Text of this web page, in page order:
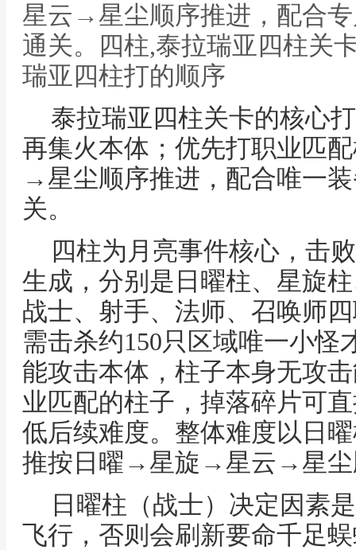
星云→星尘顺序推进，配合
通关。四柱,泰拉瑞亚四柱关
瑞亚四柱打的顺序
泰拉瑞亚四柱关卡的核心
再集火本体；优先打职业匹
→星尘顺序推进，配合唯一
关。
四柱为月亮事件核心，击
生成，分别是日曜柱、星旋
战士、射手、法师、召唤师
需击杀约150只区域唯一小怪
能攻击本体，柱子本身无攻
业匹配的柱子，掉落碎片可
低后续难度。整体难度以日
推按日曜→星旋→星云→星尘
日曜柱（战士）决定因素
飞行，否则会刷新要命千足